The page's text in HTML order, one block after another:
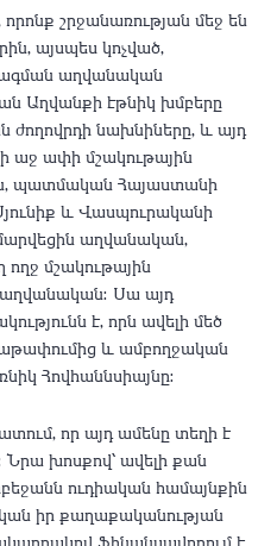
շրջանառության մեջ են
այսպես կոչված,
աղվանական
Աղվանքի էթնիկ խմբերը
նախնիները, և այդ
աջ ափի մշակութային
պատմական Հայաստանի
և Վասպուրականի
աղվանական,
ողջ մշակութային
Սա այդ
է, որն ավելի մեծ
և ամբողջական
Հովհաննսիայնը։
որ այդ ամենը տեղի է
Նրա խոսքով՝ ավելի քան
ուդիական համայնքին
իր քաղաքականության
ֆինանսավորում է